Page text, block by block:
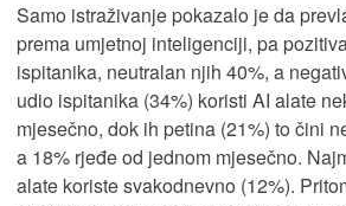
Samo istraživanje pokazalo je da
prema umjetnoj inteligenciji, pa
ispitanika, neutralan njih 40%, a
udio ispitanika (34%) koristi AI alate
mjesečno, dok ih petina (21%) to čini
a 18% rjeđe od jednom mjesečno.
alate koriste svakodnevno (12%).